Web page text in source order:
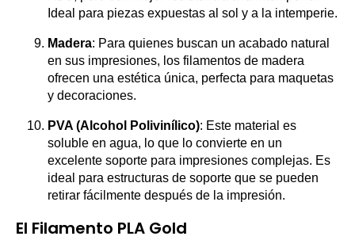
Ideal para piezas expuestas al sol y a la intemperie.
Madera: Para quienes buscan un acabado natural
en sus impresiones, los filamentos de madera
ofrecen una estética única, perfecta para maquetas
y decoraciones.
PVA (Alcohol Polivinílico): Este material es
soluble en agua, lo que lo convierte en un
excelente soporte para impresiones complejas. Es
ideal para estructuras de soporte que se pueden
retirar fácilmente después de la impresión.
El Filamento PLA Gold